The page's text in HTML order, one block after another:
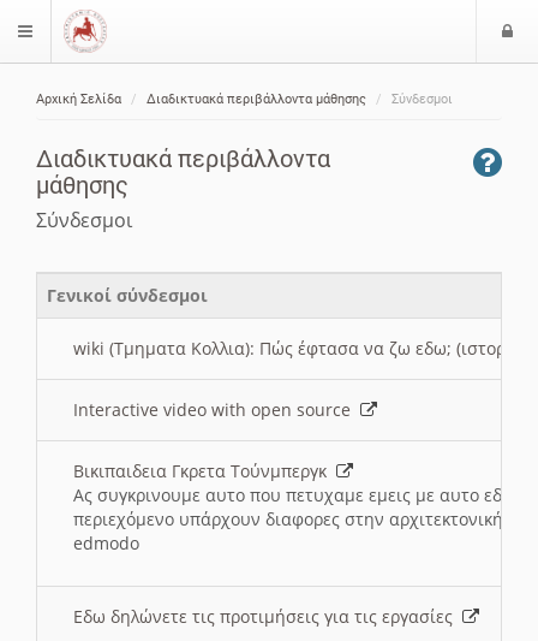
$langMenu
Αρχική Σελίδα Διαδικτυακά περιβάλλοντα μάθησης Σύνδεσμοι
Διαδικτυακά περιβάλλοντα
μάθησης
Σύνδεσμοι
Γενικοί σύνδεσμοι
wiki (Τμηματα Κολλια): Πώς έφτασα να ζω εδω; (ιστορια)
Interactive video with open source
Βικιπαιδεια Γκρετα Τούνμπεργκ
Ας συγκρινουμε αυτο που πετυχαμε εμεις με αυτο εδω
περιεχόμενο υπάρχουν διαφορες στην αρχιτεκτονική
edmodo
Εδω δηλώνετε τις προτιμήσεις για τις εργασίες